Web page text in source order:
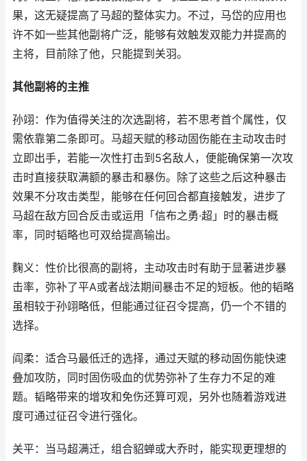
果，这无疑提高了马超的整体实力。不过，马岱的应用也
许不如一些其他副将广泛，能够有效触发双能力并提高的
主将，目前除了他，只能提到关羽。
其他副将的主推
孙翊：作为值得关注的次选副将，若不思考首个属性，仅
需依靠第二条即可。马超天赋的移动固伤能在主动攻击时
立即出手，若能一次性打击到5名敌人，便能确保第一次攻
击时直接获取满额的暴击和暴伤。除了这些之后这种暴击
效果不分攻击类型，能够在任何回合都直接触发，进步了
马超在敌方回合反击或运用「信布之勇·超」时的暴击概
率，同时韬略也可双给提高输出。
麴义：性价比很高的副将，主动攻击时有助于显著进步暴
击率，弥补了平A或者战法期间暴击不足的短板。他的韬略
虽相较于孙翊略低，但能通过征召令提高，仍一个不错的
选择。
阎柔：适合马最低迁的选择，通过天赋的移动固伤能快速
叠加攻防，同时固伤吸血的优势弥补了生存力不足的难
题。韬略带来的增攻和免伤还算可观，另外也随着游戏进
度可通过征召令进行强化。
关平：当马超满迁，组合貂蝉或大乔时，能实现更理想的